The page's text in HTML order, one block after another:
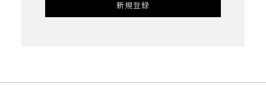
新規登録